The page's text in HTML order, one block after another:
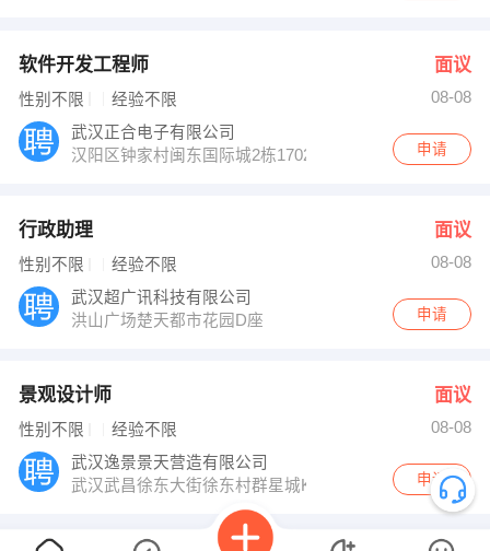
软件开发工程师 面议
性别不限 经验不限
08-08
武汉正合电子有限公司
汉阳区钟家村闽东国际城2栋1702室钟家村地铁口申请
行政助理 面议
性别不限 经验不限
08-08
武汉超广讯科技有限公司
洪山广场楚天都市花园D座
申请
景观设计师 面议
性别不限 经验不限
08-08
武汉逸景景天营造有限公司
武汉武昌徐东大街徐东村群星城K3
申请